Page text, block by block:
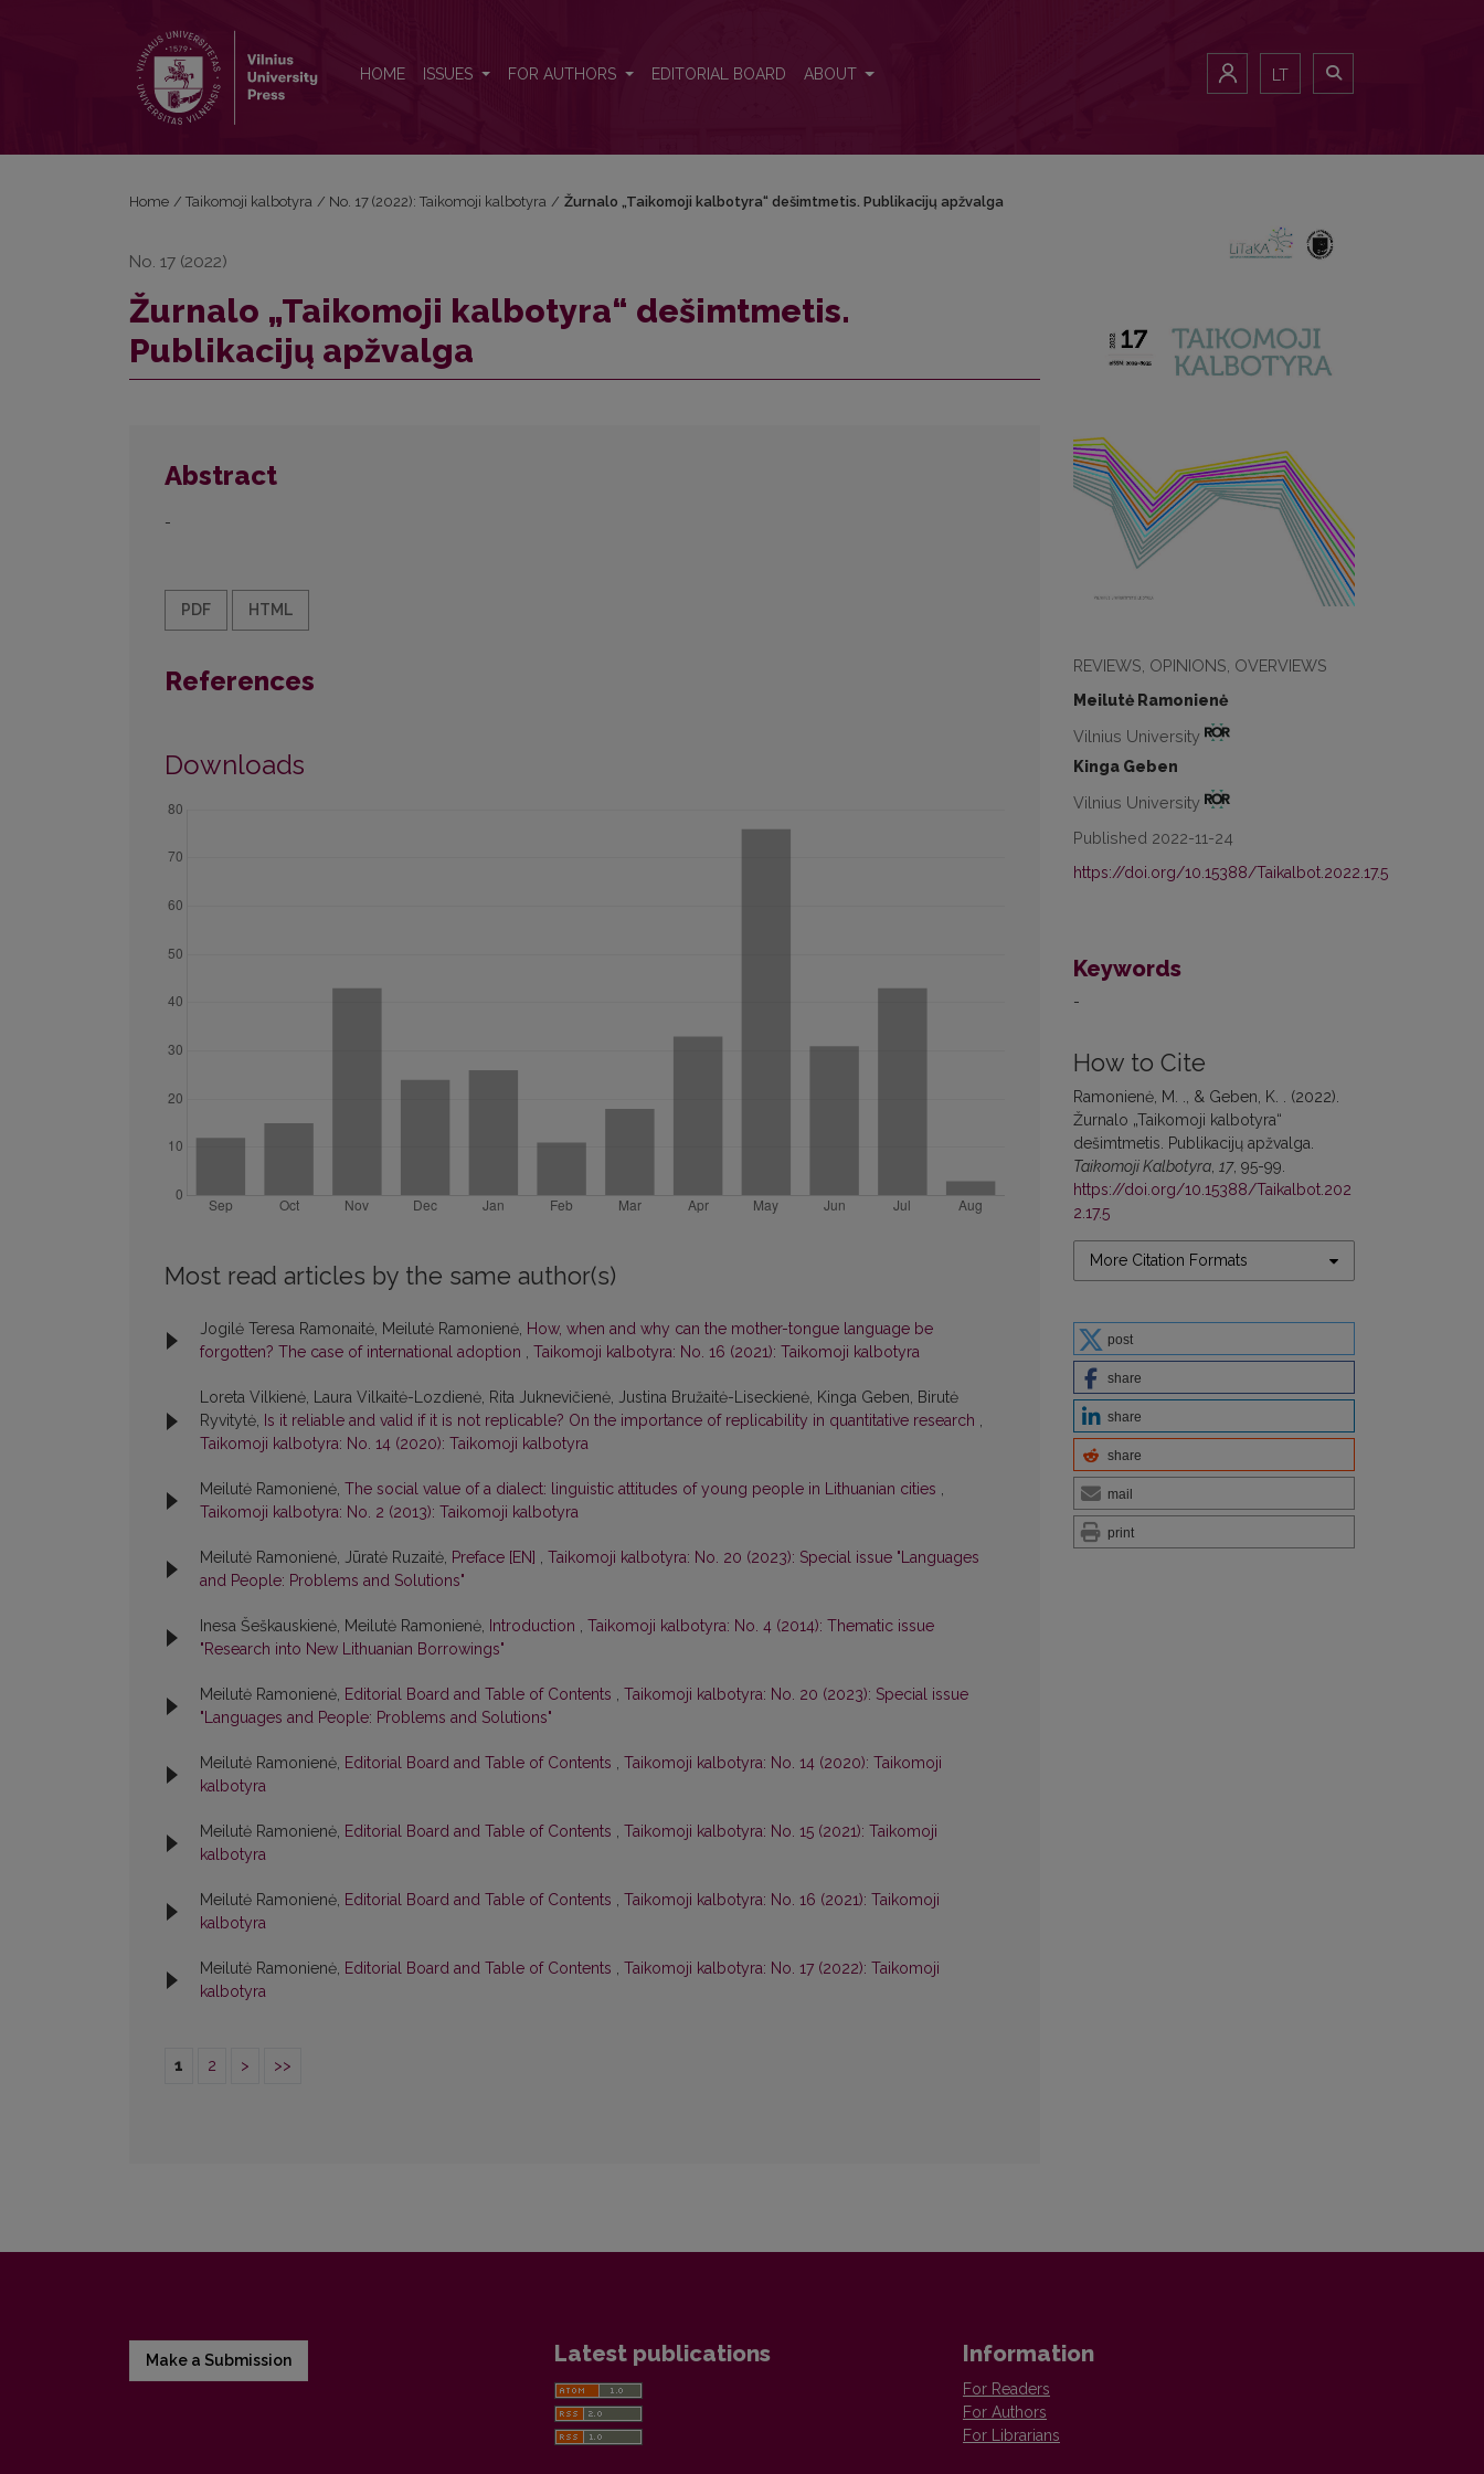
HOME ISSUES FOR AUTHORS EDITORIAL BOARD ABOUT LT
REVIEWS, OPINIONS, OVERVIEWS
Meilutė Ramonienė
Vilnius University
Kinga Geben
Vilnius University
Published 2022-11-24
https://doi.org/10.15388/Taikalbot.2022.17.5
Keywords
-
How to Cite
Ramonienė, M. ., & Geben, K. . (2022).
Žurnalo „Taikomoji kalbotyra“
dešimtmetis. Publikacijų apžvalga.
Taikomoji Kalbotyra 17, 95-99.
https://doi.org/10.15388/Taikalbot.202
2.17.5
More Citation Formats
post
share
share
share
mail
print
Home / Taikomoji kalbotyra / No. 17 (2022): Taikomoji kalbotyra / Žurnalo „Taikomoji kalbotyra“ dešimtmetis. Publikacijų apžvalga
No. 17 (2022)
Žurnalo „Taikomoji kalbotyra“ dešimtmetis.
Publikacijų apžvalga
Abstract
-
PDF HTML
References
Downloads
Most read articles by the same author(s)
Jogilė Teresa Ramonaitė, Meilutė Ramonienė, How, when and why can the mother-tongue language be
forgotten? The case of international adoption , Taikomoji kalbotyra: No. 16 (2021): Taikomoji kalbotyra
Loreta Vilkienė, Laura Vilkaitė-Lozdienė, Rita Juknevičienė, Justina Bružaitė-Liseckienė, Kinga Geben, Birutė
Ryvitytė, Is it reliable and valid if it is not replicable? On the importance of replicability in quantitative research ,
Taikomoji kalbotyra: No. 14 (2020): Taikomoji kalbotyra
Meilutė Ramonienė, The social value of a dialect: linguistic attitudes of young people in Lithuanian cities ,
Taikomoji kalbotyra: No. 2 (2013): Taikomoji kalbotyra
Meilutė Ramonienė, Jūratė Ruzaitė, Preface [EN] , Taikomoji kalbotyra: No. 20 (2023): Special issue "Languages
and People: Problems and Solutions"
Inesa Šeškauskienė, Meilutė Ramonienė, Introduction , Taikomoji kalbotyra: No. 4 (2014): Thematic issue
"Research into New Lithuanian Borrowings"
Meilutė Ramonienė, Editorial Board and Table of Contents , Taikomoji kalbotyra: No. 20 (2023): Special issue
"Languages and People: Problems and Solutions"
Meilutė Ramonienė, Editorial Board and Table of Contents , Taikomoji kalbotyra: No. 14 (2020): Taikomoji
kalbotyra
Meilutė Ramonienė, Editorial Board and Table of Contents , Taikomoji kalbotyra: No. 15 (2021): Taikomoji
kalbotyra
Meilutė Ramonienė, Editorial Board and Table of Contents , Taikomoji kalbotyra: No. 16 (2021): Taikomoji
kalbotyra
Meilutė Ramonienė, Editorial Board and Table of Contents , Taikomoji kalbotyra: No. 17 (2022): Taikomoji
kalbotyra
1 2 > >>
Make a Submission Latest publications Information
For Readers
For Authors
For Librarians